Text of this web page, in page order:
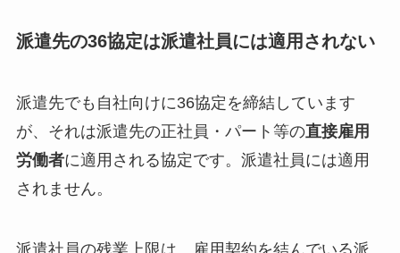
派遣先の36協定は派遣社員には適用されない
派遣先でも自社向けに36協定を締結しています
が、それは派遣先の正社員・パート等の直接雇用
労働者に適用される協定です。派遣社員には適用
されません。